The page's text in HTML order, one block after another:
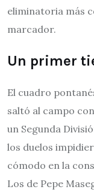
eliminatoria más
marcador.
Un primer
El cuadro
saltó al campo
un Segunda
los duelos
cómodo en la
Los de Pepe